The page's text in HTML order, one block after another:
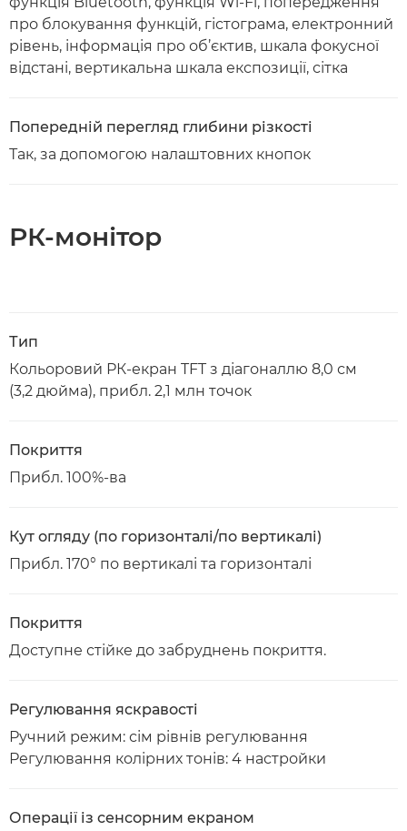
про блокування функцій, гістограма, електронний
рівень, інформація про об’єктив, шкала фокусної
відстані, вертикальна шкала експозиції, сітка
Попередній перегляд глибини різкості
Так, за допомогою налаштовних кнопок
РК-монітор
Тип
Кольоровий РК-екран TFT з діагоналлю 8,0 см
(3,2 дюйма), прибл. 2,1 млн точок
Покриття
Прибл. 100%-ва
Кут огляду (по горизонталі/по вертикалі)
Прибл. 170° по вертикалі та горизонталі
Покриття
Доступне стійке до забруднень покриття.
Регулювання яскравості
Ручний режим: сім рівнів регулювання
Регулювання колірних тонів: 4 настройки
Операції із сенсорним екраном